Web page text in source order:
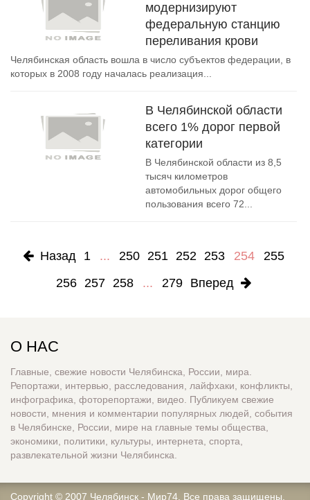
модернизируют
федеральную станцию
переливания крови
Челябинская область вошла в число субъектов федерации, в
которых в 2008 году началась реализация...
В Челябинской области
всего 1% дорог первой
категории
В Челябинской области из 8,5
тысяч километров
автомобильных дорог общего
пользования всего 72...
Назад 1 ... 250 251 252 253 254
255
256 257 258 ... 279 Вперед
О НАС
Главные, свежие новости Челябинска, России, мира.
Репортажи, интервью, расследования, лайфхаки, конфликты,
инфографика, фоторепортажи, видео. Публикуем свежие
новости, мнения и комментарии популярных людей, события
в Челябинске, России, мире на главные темы общества,
экономики, политики, культуры, интернета, спорта,
развлекательной жизни Челябинска.
Copyright © 2007 Челябинск - Мир74 . Все права защищены.